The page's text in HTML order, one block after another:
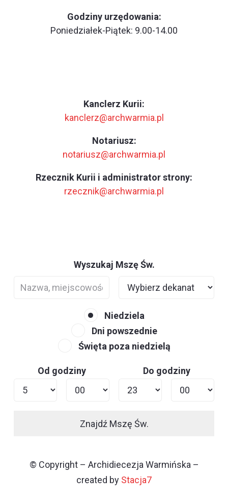
Godziny urzędowania:
Poniedziałek-Piątek: 9.00-14.00
Kanclerz Kurii:
kanclerz@archwarmia.pl
Notariusz:
notariusz@archwarmia.pl
Rzecznik Kurii i administrator strony:
rzecznik@archwarmia.pl
Wyszukaj Mszę Św.
Niedziela
Dni powszednie
Święta poza niedzielą
Od godziny Do godziny
Znajdź Mszę Św.
© Copyright – Archidiecezja Warmińska –
created by Stacja7